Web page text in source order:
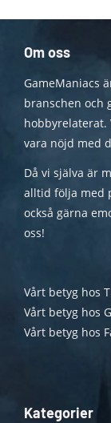
Om oss
GameManiacs
branschen och
hobbyrelaterat.
vara nöjd med
Då vi själva är
alltid följa med
också gärna
oss!
Vårt betyg hos
Vårt betyg hos
Vårt betyg hos
Kategorier